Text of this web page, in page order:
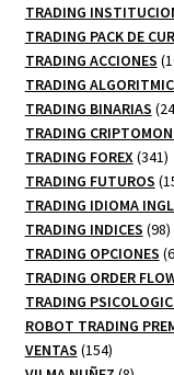
TRADING
TRADING PACK DE
TRADING ACCIONES
TRADING
TRADING BINARIAS 24
TRADING
TRADING FOREX 341
TRADING FUTUROS
TRADING IDIOMA
TRADING INDICES 9898
TRADING OPCIONES
TRADING ORDER
TRADING
ROBOT TRADING
VENTAS 154154